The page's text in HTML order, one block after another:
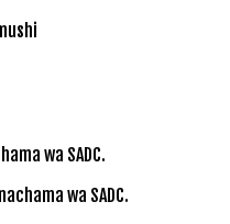
wa SADC.